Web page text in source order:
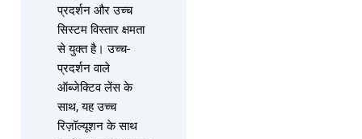
प्रदर्शन और उच्च
सिस्टम विस्तार क्षमता
से युक्त है। उच्च-
प्रदर्शन वाले
ऑब्जेक्टिव लेंस के
साथ, यह उच्च
रिज़ॉल्यूशन के साथ